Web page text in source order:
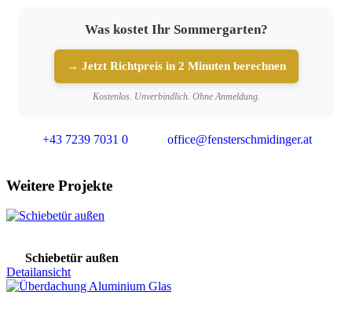
Was kostet Ihr Sommergarten?
→ Jetzt Richtpreis in 2 Minuten berechnen
Kostenlos. Unverbindlich. Ohne Anmeldung.
+43 7239 7031 0 office@fensterschmidinger.at
Weitere Projekte
Schiebetür außen
Detailansicht